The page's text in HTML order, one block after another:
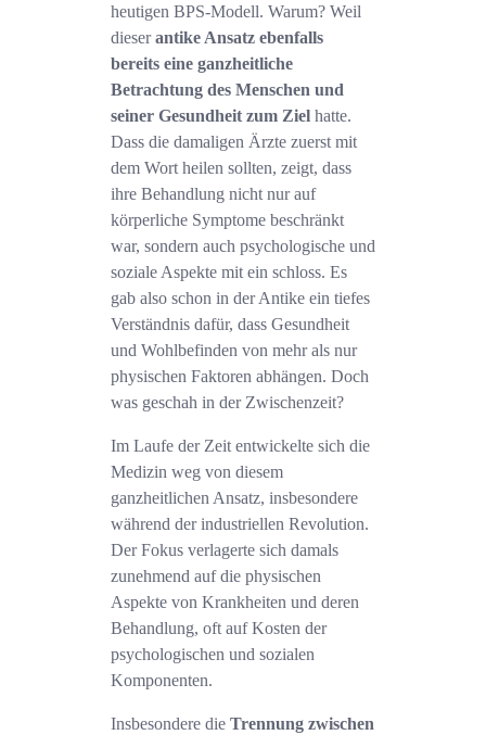
heutigen BPS-Modell. Warum? Weil
dieserantike Ansatz ebenfalls
bereits eine ganzheitliche
Betrachtung des Menschen und
seiner Gesundheit zum Zielhatte.
Dass die damaligen Ärzte zuerst mit
dem Wort heilen sollten, zeigt, dass
ihre Behandlung nicht nur auf
körperliche Symptome beschränkt
war, sondern auch psychologische und
soziale Aspekte mit ein schloss. Es
gab also schon in der Antike ein tiefes
Verständnis dafür, dass Gesundheit
und Wohlbefinden von mehr als nur
physischen Faktoren abhängen. Doch
was geschah in der Zwischenzeit?
Im Laufe der Zeit entwickelte sich die
Medizin weg von diesem
ganzheitlichen Ansatz, insbesondere
während der industriellen Revolution.
Der Fokus verlagerte sich damals
zunehmend auf die physischen
Aspekte von Krankheiten und deren
Behandlung, oft auf Kosten der
psychologischen und sozialen
Komponenten.
Insbesondere die Trennung zwischen